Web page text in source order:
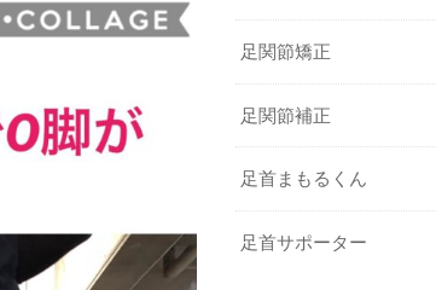
足関節矯正
足関節補正
足首まもるくん
足首サポーター